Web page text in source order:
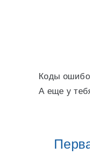
Коды
А еще у